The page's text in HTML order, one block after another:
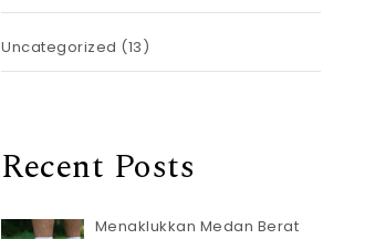
Uncategorized (13)
Recent Posts
Menaklukkan Medan Berat